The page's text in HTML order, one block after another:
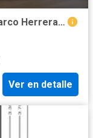
Departamento en venta en Victor Larco Herrera a S/492,450
Ver en detalle